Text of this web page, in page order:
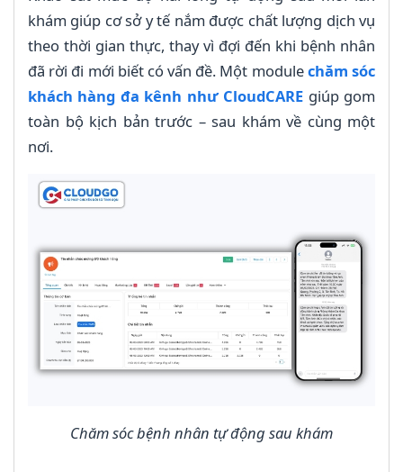
khám giúp cơ sở y tế nắm được chất lượng dịch vụ
theo thời gian thực, thay vì đợi đến khi bệnh nhân
đã rời đi mới biết có vấn đề. Một modulechăm sóc
khách hàng đa kênh như CloudCARE giúp gom
toàn bộ kịch bản trước – sau khám về cùng một
nơi.
Chăm sóc bệnh nhân tự động sau khám